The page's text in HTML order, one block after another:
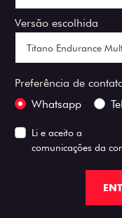
Versão escolhida
Preferência de
Whatsapp
Li e aceito a
comunicações da